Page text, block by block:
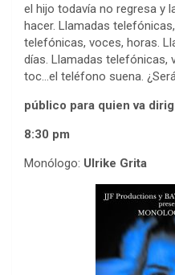
el hijo todavía no regresa y
hacer. Llamadas
telefónicas, voces, horas.
días. Llamadas telefónicas,
toc…el teléfono suena.
público para quien va
8:30 pm
Monólogo: Ulrike Grita